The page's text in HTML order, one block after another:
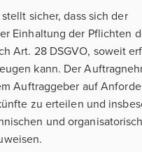
sicher, dass sich der
Einhaltung der Pflichten
Art. 28 DSGVO, soweit
kann. Der
Auftraggeber auf
zu erteilen und
und